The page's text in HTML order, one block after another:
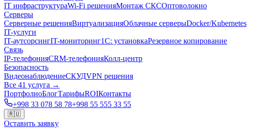
IT инфраструктураWi-Fi решенияМонтаж СКСОптоволокно
Серверы
Серверные решенияВиртуализацияОблачные серверыDocker/Kubernetes
IT-услуги
IT-аутсорсингIT-мониторинг1С: установкаРезервное копирование
Связь
IP-телефонияCRM-телефонияКолл-центр
Безопасность
ВидеонаблюдениеСКУДVPN решения
Все 41 услуга →
ПортфолиоБлогТарифыROIКонтакты
+998 33 078 58 78+998 55 555 33 55
🇷🇺
Оставить заявку